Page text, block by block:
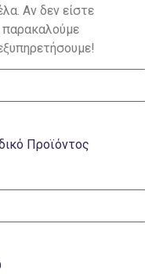
Αν δεν είστε
παρακαλούμε
Προϊόντος